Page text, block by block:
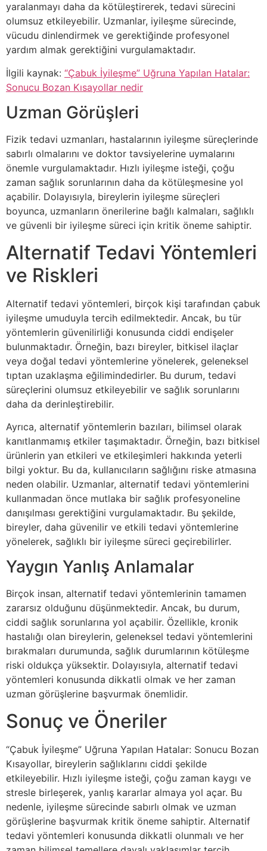
yaralanmayı daha da kötüleştirerek, tedavi sürecini
olumsuz etkileyebilir. Uzmanlar, iyileşme sürecinde,
vücudu dinlendirmek ve gerektiğinde profesyonel
yardım almak gerektiğini vurgulamaktadır.
İlgili kaynak: “Çabuk İyileşme” Uğruna Yapılan Hatalar:
Sonucu Bozan Kısayollar nedir
Uzman Görüşleri
Fizik tedavi uzmanları, hastalarının iyileşme süreçlerinde
sabırlı olmalarını ve doktor tavsiyelerine uymalarını
önemle vurgulamaktadır. Hızlı iyileşme isteği, çoğu
zaman sağlık sorunlarının daha da kötüleşmesine yol
açabilir. Dolayısıyla, bireylerin iyileşme süreçleri
boyunca, uzmanların önerilerine bağlı kalmaları, sağlıklı
ve güvenli bir iyileşme süreci için kritik öneme sahiptir.
Alternatif Tedavi Yöntemleri
ve Riskleri
Alternatif tedavi yöntemleri, birçok kişi tarafından çabuk
iyileşme umuduyla tercih edilmektedir. Ancak, bu tür
yöntemlerin güvenilirliği konusunda ciddi endişeler
bulunmaktadır. Örneğin, bazı bireyler, bitkisel ilaçlar
veya doğal tedavi yöntemlerine yönelerek, geleneksel
tıptan uzaklaşma eğilimindedirler. Bu durum, tedavi
süreçlerini olumsuz etkileyebilir ve sağlık sorunlarını
daha da derinleştirebilir.
Ayrıca, alternatif yöntemlerin bazıları, bilimsel olarak
kanıtlanmamış etkiler taşımaktadır. Örneğin, bazı bitkisel
ürünlerin yan etkileri ve etkileşimleri hakkında yeterli
bilgi yoktur. Bu da, kullanıcıların sağlığını riske atmasına
neden olabilir. Uzmanlar, alternatif tedavi yöntemlerini
kullanmadan önce mutlaka bir sağlık profesyoneline
danışılması gerektiğini vurgulamaktadır. Bu şekilde,
bireyler, daha güvenilir ve etkili tedavi yöntemlerine
yönelerek, sağlıklı bir iyileşme süreci geçirebilirler.
Yaygın Yanlış Anlamalar
Birçok insan, alternatif tedavi yöntemlerinin tamamen
zararsız olduğunu düşünmektedir. Ancak, bu durum,
ciddi sağlık sorunlarına yol açabilir. Özellikle, kronik
hastalığı olan bireylerin, geleneksel tedavi yöntemlerini
bırakmaları durumunda, sağlık durumlarının kötüleşme
riski oldukça yüksektir. Dolayısıyla, alternatif tedavi
yöntemleri konusunda dikkatli olmak ve her zaman
uzman görüşlerine başvurmak önemlidir.
Sonuç ve Öneriler
“Çabuk İyileşme” Uğruna Yapılan Hatalar: Sonucu Bozan
Kısayollar, bireylerin sağlıklarını ciddi şekilde
etkileyebilir. Hızlı iyileşme isteği, çoğu zaman kaygı ve
stresle birleşerek, yanlış kararlar almaya yol açar. Bu
nedenle, iyileşme sürecinde sabırlı olmak ve uzman
görüşlerine başvurmak kritik öneme sahiptir. Alternatif
tedavi yöntemleri konusunda dikkatli olunmalı ve her